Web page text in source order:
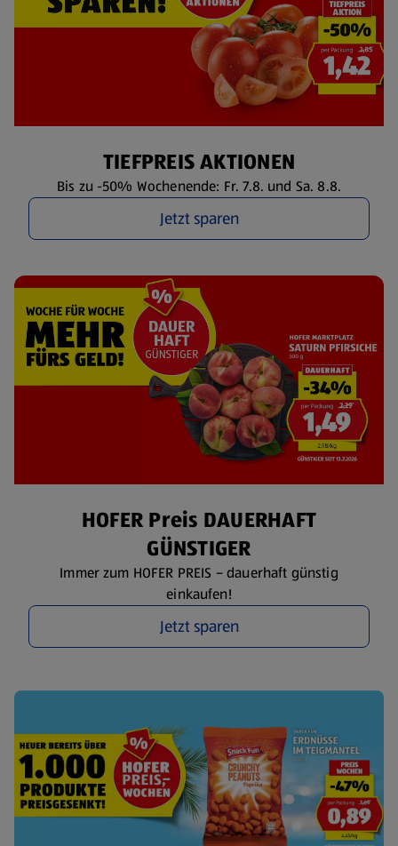
TIEFPREIS AKTIONEN
Bis zu -50% Wochenende: Fr. 7.8. und Sa. 8.8.
Jetzt sparen
HOFER Preis DAUERHAFT
GÜNSTIGER
Immer zum HOFER PREIS – dauerhaft günstig
einkaufen!
Jetzt sparen